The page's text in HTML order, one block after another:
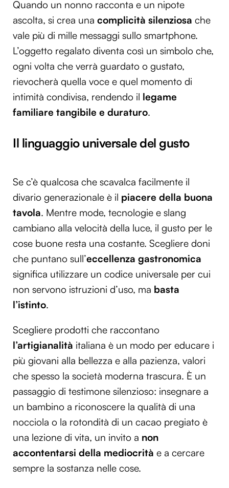
Quando un nonno racconta e un nipote
ascolta, si crea una complicità silenziosa che
vale più di mille messaggi sullo smartphone.
L’oggetto regalato diventa così un simbolo che,
ogni volta che verrà guardato o gustato,
rievocherà quella voce e quel momento di
intimità condivisa, rendendo il legame
familiare tangibile e duraturo.
Il linguaggio universale del gusto
Se c’è qualcosa che scavalca facilmente il
divario generazionale è il piacere della buona
tavola. Mentre mode, tecnologie e slang
cambiano alla velocità della luce, il gusto per le
cose buone resta una costante. Scegliere doni
che puntano sull’eccellenza gastronomica
significa utilizzare un codice universale per cui
non servono istruzioni d’uso, ma basta
l’istinto.
Scegliere prodotti che raccontano
l’artigianalità italiana è un modo per educare i
più giovani alla bellezza e alla pazienza, valori
che spesso la società moderna trascura. È un
passaggio di testimone silenzioso: insegnare a
un bambino a riconoscere la qualità di una
nocciola o la rotondità di un cacao pregiato è
una lezione di vita, un invito a non
accontentarsi della mediocrità e a cercare
sempre la sostanza nelle cose.